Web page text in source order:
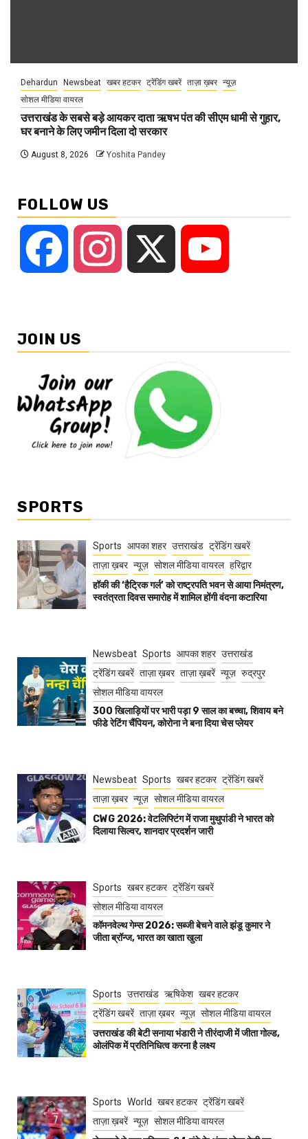
Dehardun Newsbeat खबर हटकर ट्रेंडिंग खबरें ताज़ा ख़बर न्यूज़
सोशल मीडिया वायरल
उत्तराखंड के सबसे बड़े आयकर दाता ऋषभ पंत की सीएम धामी से गुहार,
घर बनाने के लिए जमीन दिला दो सरकार
August 8, 2026 Yoshita Pandey
FOLLOW US
Facebook Instagram
JOIN US
SPORTS
Sports आपका शहर उत्तराखंड ट्रेंडिंग खबरें
ताज़ा ख़बर न्यूज़ सोशल मीडिया वायरल हरिद्वार
हॉकी की ‘हैट्रिक गर्ल’ को राष्ट्रपति भवन से आया निमंत्रण,
स्वतंत्रता दिवस समारोह में शामिल होंगी वंदना कटारिया
Newsbeat Sports आपका शहर उत्तराखंड
ट्रेंडिंग खबरें ताज़ा ख़बर ताज़ा ख़बरें न्यूज़ रुद्रपुर
सोशल मीडिया वायरल
300 खिलाड़ियों पर भारी पड़ा 9 साल का बच्चा, शिवाय बने
फीडे रेटिंग चैंपियन, कोरोना ने बना दिया चेस प्लेयर
Newsbeat Sports खबर हटकर ट्रेंडिंग खबरें
ताज़ा ख़बर न्यूज़ सोशल मीडिया वायरल
CWG 2026: वेटलिफ्टिंग में राजा मुथुपांडी ने भारत को
दिलाया सिल्वर, शानदार प्रदर्शन जारी
Sports खबर हटकर ट्रेंडिंग खबरें
सोशल मीडिया वायरल
कॉमनवेल्थ गेम्स 2026: सब्जी बेचने वाले झंडू कुमार ने
जीता ब्रॉन्ज, भारत का खाता खुला
Sports उत्तराखंड ऋषिकेश खबर हटकर
ट्रेंडिंग खबरें ताज़ा ख़बर न्यूज़ सोशल मीडिया वायरल
उत्तराखंड की बेटी सनाया भंडारी ने तीरंदाजी में जीता गोल्ड,
ओलंपिक में प्रतिनिधित्व करना है लक्ष्य
Sports World खबर हटकर ट्रेंडिंग खबरें
ताज़ा ख़बरें न्यूज़ सोशल मीडिया वायरल